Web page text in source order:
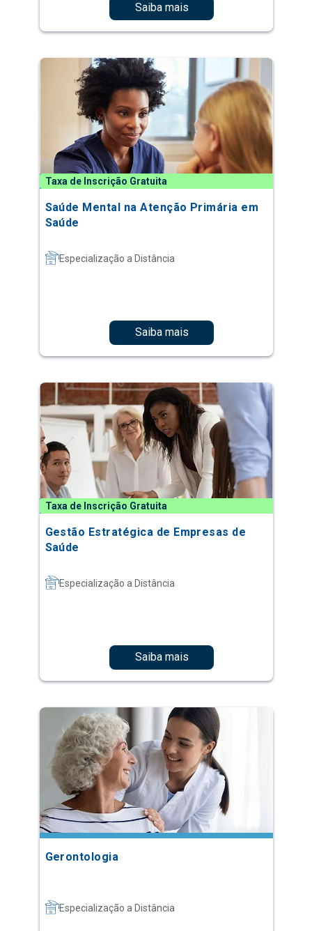
Saiba mais
Taxa de Inscrição Gratuita
Saúde Mental na Atenção Primária em
Saúde
Especialização a Distância
Saiba mais
Taxa de Inscrição Gratuita
Gestão Estratégica de Empresas de
Saúde
Especialização a Distância
Saiba mais
Gerontologia
Especialização a Distância